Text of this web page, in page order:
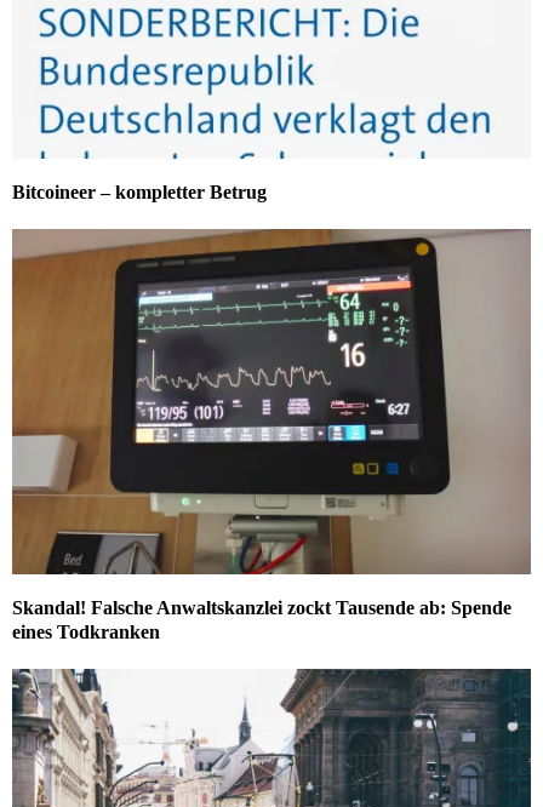
Bitcoineer – kompletter Betrug
Skandal! Falsche Anwaltskanzlei zockt Tausende ab: Spende
eines Todkranken